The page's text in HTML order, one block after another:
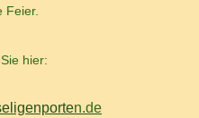
Feier.
hier:
n.de